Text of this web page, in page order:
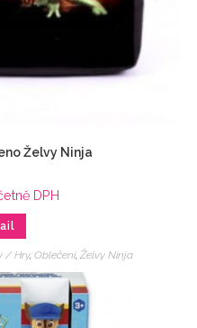
Želvy Ninja
DPH
/ Hry, Oblečení,Želvy Ninja